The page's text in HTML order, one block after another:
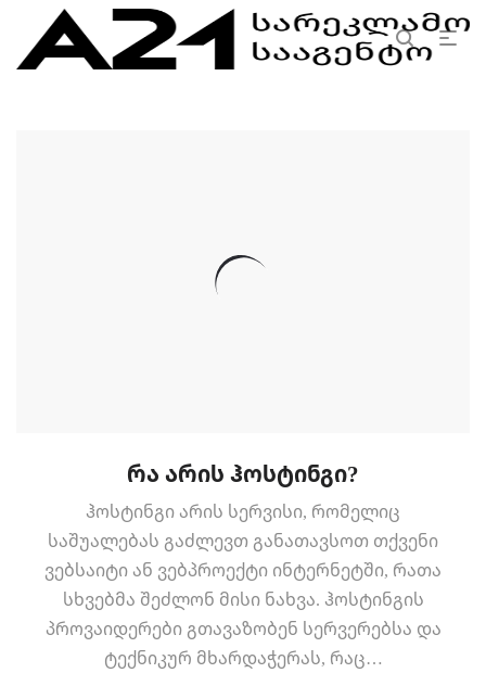
რა არის ჰოსტინგი?
ჰოსტინგი არის სერვისი, რომელიც
საშუალებას გაძლევთ განათავსოთ თქვენი
ვებსაიტი ან ვებპროექტი ინტერნეტში, რათა
სხვებმა შეძლონ მისი ნახვა. ჰოსტინგის
პროვაიდერები გთავაზობენ სერვერებსა და
ტექნიკურ მხარდაჭერას, რაც…